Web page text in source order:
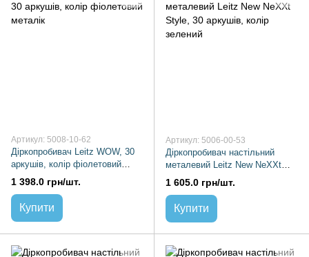
Артикул: 5008-10-62
Діркопробивач Leitz WOW, 30
аркушів, колір фіолетовий
металік
1 398.0 грн/шт.
Купити
Артикул: 5006-00-53
Діркопробивач настільний
металевий Leitz New NeXXt
Style, 30 аркушів, колір
1 605.0 грн/шт.
Купити